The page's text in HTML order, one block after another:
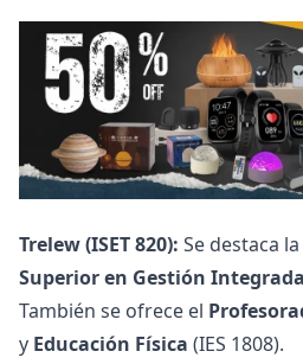
Trelew (ISET 820): Se destaca
Superior en Gestión
También se ofrece el
y Educación Física (IES 1808).